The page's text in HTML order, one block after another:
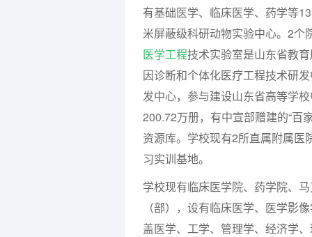
有基础医学、临床医学、药学等
米屏蔽级科研动物实验中心。2个
医学工程技术实验室是山东省教
因诊断和个体化医疗工程技术研
发中心，参与建设山东省高等学
200.72万册，有中宣部赠建的“百
资源库。学校现有2所直属附属
习实训基地。
学校现有临床医学院、药学院、
（部），设有临床医学、医学影
盖医学、工学、管理学、经济学